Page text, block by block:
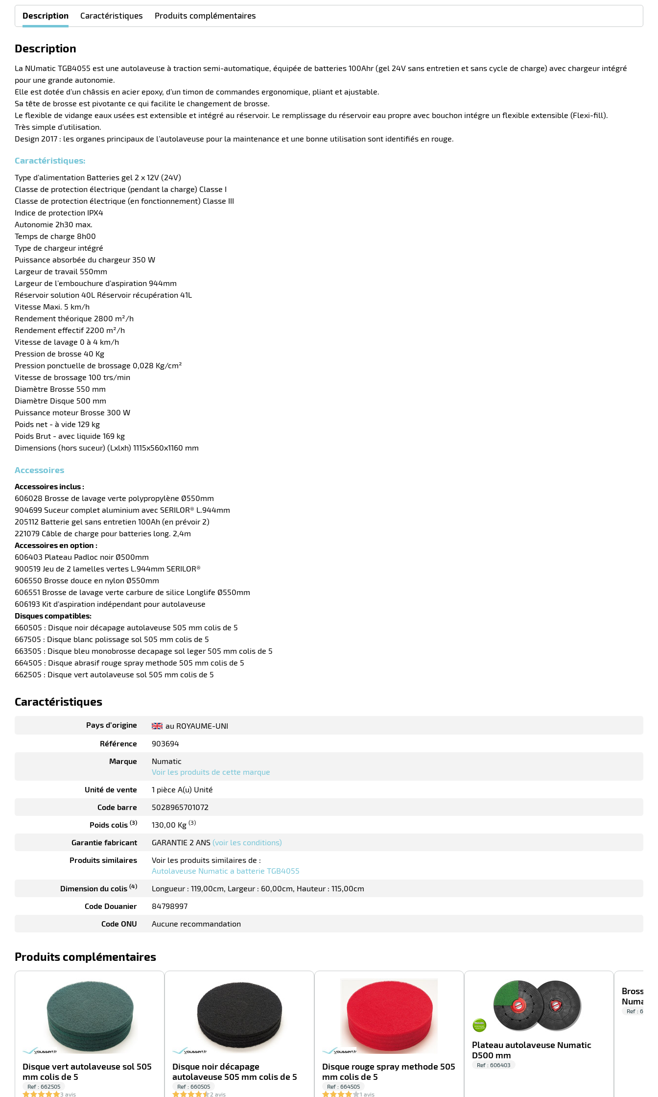
Description Caractéristiques Produits complémentaires
Description
La NUmatic TGB4055 est une autolaveuse à traction semi-automatique, équipée de batteries 100Ahr (gel 24V sans entretien et sans cycle de charge) avec chargeur intégré
pour une grande autonomie.
Elle est dotée d’un châssis en acier epoxy, d’un timon de commandes ergonomique, pliant et ajustable.
Sa tête de brosse est pivotante ce qui facilite le changement de brosse.
Le flexible de vidange eaux usées est extensible et intégré au réservoir. Le remplissage du réservoir eau propre avec bouchon intégre un flexible extensible (Flexi-fill).
Très simple d’utilisation.
Design 2017 : les organes principaux de l’autolaveuse pour la maintenance et une bonne utilisation sont identifiés en rouge.
Caractéristiques:
Type d’alimentation Batteries gel 2 x 12V (24V)
Classe de protection électrique (pendant la charge) Classe I
Classe de protection électrique (en fonctionnement) Classe III
Indice de protection IPX4
Autonomie 2h30 max.
Temps de charge 8h00
Type de chargeur intégré
Puissance absorbée du chargeur 350 W
Largeur de travail 550mm
Largeur de l’embouchure d’aspiration 944mm
Réservoir solution 40L Réservoir récupération 41L
Vitesse Maxi. 5 km/h
Rendement théorique 2800 m²/h
Rendement effectif 2200 m²/h
Vitesse de lavage 0 à 4 km/h
Pression de brosse 40 Kg
Pression ponctuelle de brossage 0,028 Kg/cm²
Vitesse de brossage 100 trs/min
Diamètre Brosse 550 mm
Diamètre Disque 500 mm
Puissance moteur Brosse 300 W
Poids net - à vide 129 kg
Poids Brut - avec liquide 169 kg
Dimensions (hors suceur) (Lxlxh) 1115x560x1160 mm
Accessoires
Accessoires inclus :
606028 Brosse de lavage verte polypropylène Ø550mm
904699 Suceur complet aluminium avec SERILOR® L.944mm
205112 Batterie gel sans entretien 100Ah (en prévoir 2)
221079 Câble de charge pour batteries long. 2,4m
Accessoires en option :
606403 Plateau Padloc noir Ø500mm
900519 Jeu de 2 lamelles vertes L.944mm SERILOR®
606550 Brosse douce en nylon Ø550mm
606551 Brosse de lavage verte carbure de silice Longlife Ø550mm
606193 Kit d’aspiration indépendant pour autolaveuse
Disques compatibles:
660505 : Disque noir décapage autolaveuse 505 mm colis de 5
667505 : Disque blanc polissage sol 505 mm colis de 5
663505 : Disque bleu monobrosse decapage sol leger 505 mm colis de 5
664505 : Disque abrasif rouge spray methode 505 mm colis de 5
662505 : Disque vert autolaveuse sol 505 mm colis de 5
Caractéristiques
Pays d’origine
au ROYAUME-UNI
Référence
903694
Marque
Numatic
Voir les produits de cette marque
Unité de vente
1 pièce A(u) Unité
Code barre
5028965701072
Poids colis (3) 130,00 Kg (3)
Garantie fabricant GARANTIE 2 ANS (voir les conditions)
Produits similaires
Voir les produits similaires de :
Autolaveuse Numatic a batterie TGB4055
Dimension du colis (4) Longueur : 119,00cm Largeur : 60,00cm Hauteur : 115,00cm
Code Douanier
84798997
Code ONU
Aucune recommandation
Produits complémentaires
Disque vert autolaveuse sol 505
mm colis de 5
Ref : 662505
3 avis
Disque noir décapage
autolaveuse 505 mm colis de 5
Ref : 660505
2 avis
Disque rouge spray methode 505
mm colis de 5
Ref : 664505
1 avis
Plateau autolaveuse Numatic
D500 mm
Ref : 606403
Brosse
Ref :